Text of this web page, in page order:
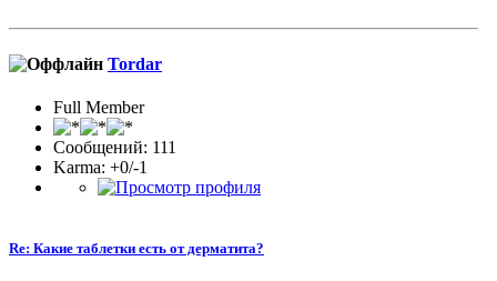
Tordar
Full Member
Сообщений: 111
Karma: +0/-1
Re: Какие таблетки есть от дерматита?